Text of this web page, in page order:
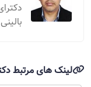
بالینی
لینک های مرتبط